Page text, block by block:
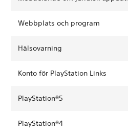
Webbplats och program
Hälsovarning
Konto för PlayStation Links
PlayStation®5
PlayStation®4